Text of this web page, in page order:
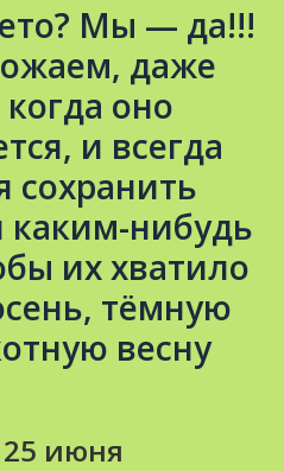
Мы — да!!!
даже
оно
и всегда
сохранить
каким-нибудь
их хватило
тёмную
весну
25 июня